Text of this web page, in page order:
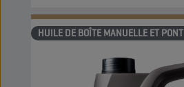
HUILE DE BOÎTE MANUELLE ET PONT